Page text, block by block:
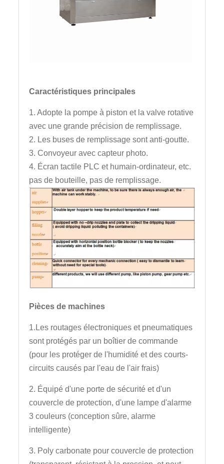
Caractéristiques principales
1. Adopte la pompe à piston et la valve rotative
avec une grande précision de remplissage.
2. Les buses de remplissage sont anti-goutte.
3. Convoyeur avec capteur photo.
4. Écran tactile PLC et humain-ordinateur, etc.
pas de bouteille, pas de remplissage.
Pièces de machines
1.Les routages électroniques et pneumatiques
sont protégés par un boîtier de commande
(pour les protéger de l'humidité et des courts-
circuits causés par l'eau de l'air frais)
2. Équipé d'une porte de sécurité et d'un
couvercle de protection, d'une lampe d'alarme
3 couleurs (conception sûre, alarme
intelligente)
3. Poly carbonate pour couvercle de protection